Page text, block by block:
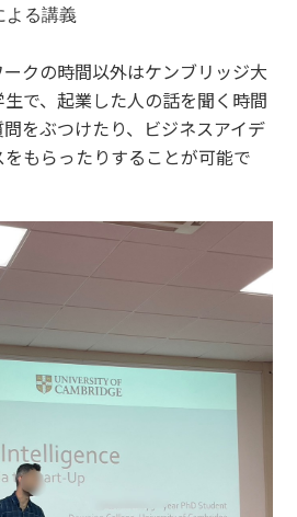
よる講義
クの時間以外はケンブリッジ大
で、起業した人の話を聞く時間
をぶつけたり、ビジネスアイデ
もらったりすることが可能で